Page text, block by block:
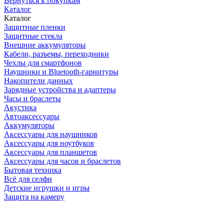
Каталог
Каталог
Защитные пленки
Защитные стекла
Внешние аккумуляторы
Кабели, разъемы, переходники
Чехлы для смартфонов
Наушники и Bluetooth-гарнитуры
Накопители данных
Зарядные устройства и адаптеры
Часы и браслеты
Акустика
Автоаксессуары
Аккумуляторы
Аксессуары для наушников
Аксессуары для ноутбуков
Аксессуары для планшетов
Аксессуары для часов и браслетов
Бытовая техника
Всё для селфи
Детские игрушки и игры
Защита на камеру